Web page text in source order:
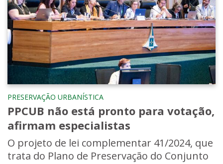
PRESERVAÇÃO URBANÍSTICA
PPCUB não está pronto para votação,
afirmam especialistas
O projeto de lei complementar 41/2024, que
trata do Plano de Preservação do Conjunto